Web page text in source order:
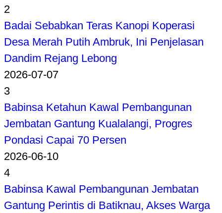
2
Badai Sebabkan Teras Kanopi Koperasi
Desa Merah Putih Ambruk, Ini Penjelasan
Dandim Rejang Lebong
2026-07-07
3
Babinsa Ketahun Kawal Pembangunan
Jembatan Gantung Kualalangi, Progres
Pondasi Capai 70 Persen
2026-06-10
4
Babinsa Kawal Pembangunan Jembatan
Gantung Perintis di Batiknau, Akses Warga